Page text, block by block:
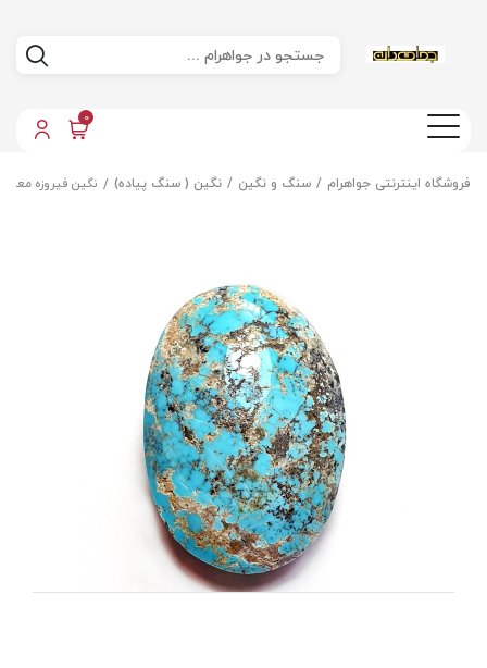
0
فروشگاه اینترنتی جواهرام سنگ و نگین نگین ( سنگ پیاده) نگین فیروزه